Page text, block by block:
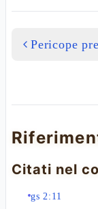
Pericope
Citati nel
gs 2:11